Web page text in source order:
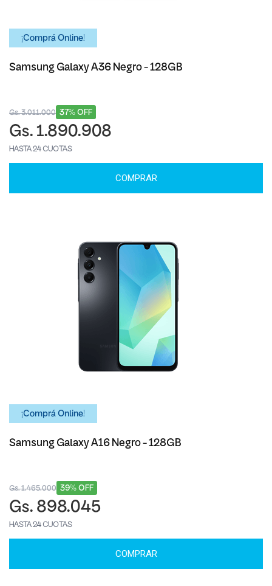
¡Comprá Online!
Samsung Galaxy A36 Negro - 128GB
37% OFF
Gs. 3.011.000
Gs. 1.890.908
HASTA 24 CUOTAS
COMPRAR
¡Comprá Online!
Samsung Galaxy A16 Negro - 128GB
39% OFF
Gs. 1.465.000
Gs. 898.045
HASTA 24 CUOTAS
COMPRAR